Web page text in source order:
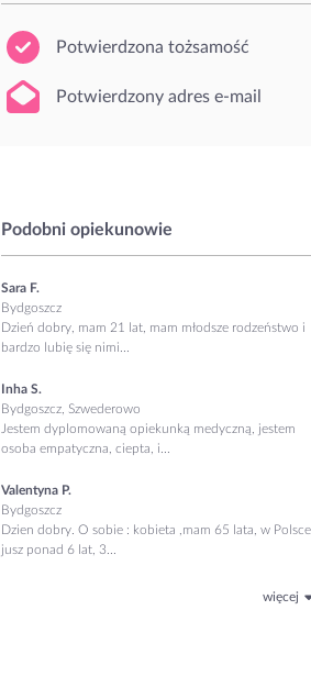
Potwierdzona tożsamość
Potwierdzony adres e-mail
Podobni opiekunowie
Sara F.
Bydgoszcz
Dzień dobry, mam 21 lat, mam młodsze rodzeństwo i
bardzo lubię się nimi...
Inha S.
Bydgoszcz, Szwederowo
Jestem dyplomowaną opiekunką medyczną, jestem
osoba empatyczna, ciepta, i...
Valentyna P.
Bydgoszcz
Dzien dobry. O sobie : kobieta ,mam 65 lata, w Polsce
jusz ponad 6 lat, 3...
więcej